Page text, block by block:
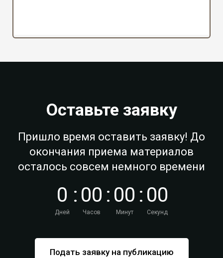
Оставьте заявку
Пришло время оставить заявку! До
окончания приема материалов
осталось совсем немного времени
0
Дней
: 00
Часов
: 00
Минут
: 00
Секунд
Подать заявку на публикацию